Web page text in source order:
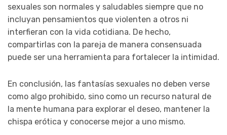
sexuales son normales y saludables siempre que no
incluyan pensamientos que violenten a otros ni
interfieran con la vida cotidiana. De hecho,
compartirlas con la pareja de manera consensuada
puede ser una herramienta para fortalecer la intimidad.
En conclusión, las fantasías sexuales no deben verse
como algo prohibido, sino como un recurso natural de
la mente humana para explorar el deseo, mantener la
chispa erótica y conocerse mejor a uno mismo.